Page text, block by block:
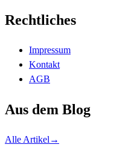
Rechtliches
Impressum
Kontakt
AGB
Aus dem Blog
Alle Artikel →